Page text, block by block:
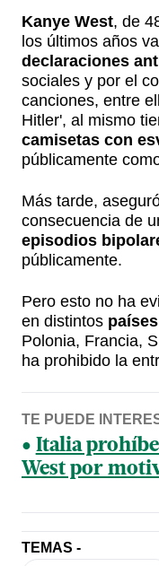
Kanye West, de
los últimos años
declaraciones
sociales y por el
canciones, entre
Hitler', al mismo
camisetas con
públicamente
Más tarde,
consecuencia de
episodios
públicamente.
Pero esto no ha
en distintos
Polonia, Francia,
ha prohibido la
TE PUEDE
Italia
West por
TEMAS -